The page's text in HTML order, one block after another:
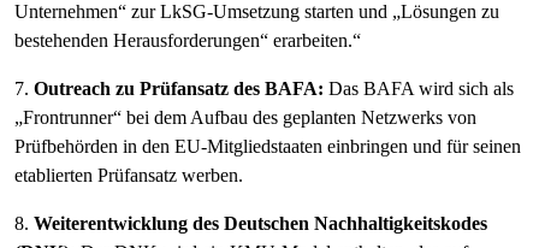
Unternehmen“ zur LkSG-Umsetzung starten und „Lösungen zu
bestehenden Herausforderungen“ erarbeiten.“
7. Outreach zu Prüfansatz des BAFA: Das BAFA wird sich als
„Frontrunner“ bei dem Aufbau des geplanten Netzwerks von
Prüfbehörden in den EU-Mitgliedstaaten einbringen und für seinen
etablierten Prüfansatz werben.
8. Weiterentwicklung des Deutschen Nachhaltigkeitskodes